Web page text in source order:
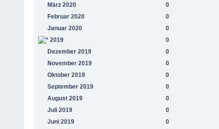
März 2020
0
Februar 2020
0
Januar 2020
0
2019
0
Dezember 2019
0
November 2019
0
Oktober 2019
0
September 2019
0
August 2019
0
Juli 2019
0
Juni 2019
0